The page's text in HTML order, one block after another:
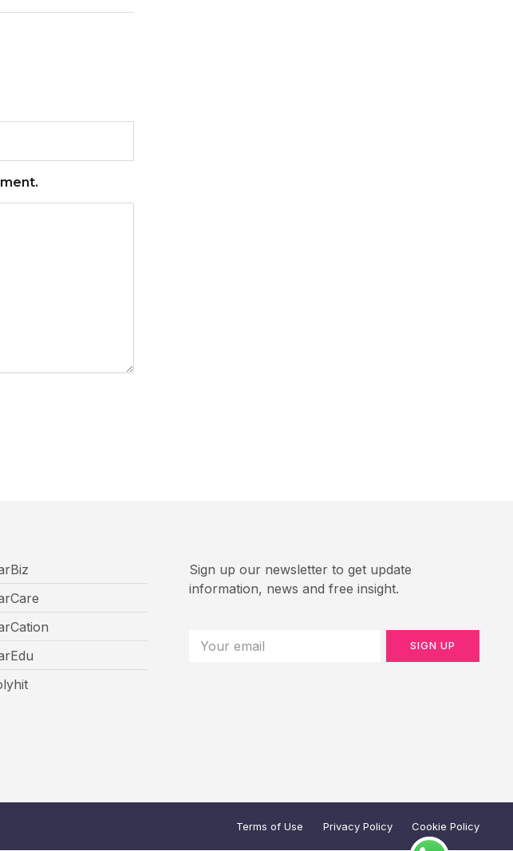
Sign up our newsletter to get update
information, news and free insight.
SIGN UP
Terms of Use Privacy Policy Cookie Policy